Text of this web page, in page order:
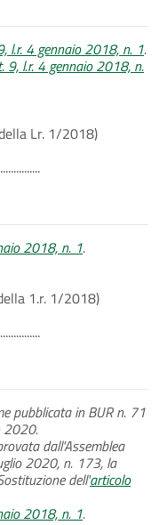
l.r. 4 gennaio 2018, n. 1.
9, l.r. 4 gennaio 2018, n.
Lr. 1/2018)
2018, n. 1.
1.r. 1/2018)
pubblicata in BUR n. 71
2020.
dall'Assemblea
2020, n. 173, la
dell'articolo
2018, n. 1.